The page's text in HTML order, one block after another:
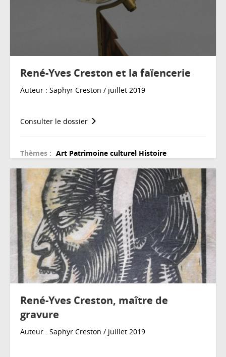
René-Yves Creston et la faïencerie
Auteur : Saphyr Creston / juillet 2019
Consulter le dossier
Thèmes : Art Patrimoine culturel Histoire
René-Yves Creston, maître de
gravure
Auteur : Saphyr Creston / juillet 2019